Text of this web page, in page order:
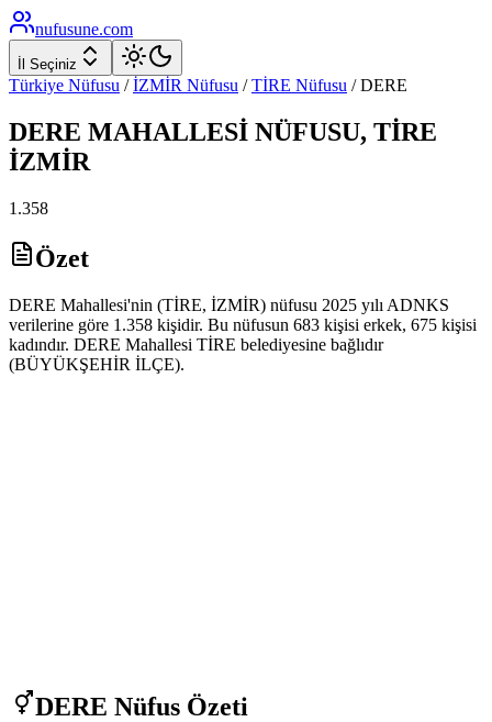
nufusune.com
İl Seçiniz
Türkiye Nüfusu / İZMİR Nüfusu / TİRE Nüfusu /DERE
DERE MAHALLESİ NÜFUSU, TİRE
İZMİR
1.358
Özet
DERE Mahallesi'nin (TİRE, İZMİR) nüfusu 2025 yılı ADNKS
verilerine göre 1.358 kişidir. Bu nüfusun 683 kişisi erkek, 675 kişisi
kadındır. DERE Mahallesi TİRE belediyesine bağlıdır
(BÜYÜKŞEHİR İLÇE).
DERE Nüfus Özeti